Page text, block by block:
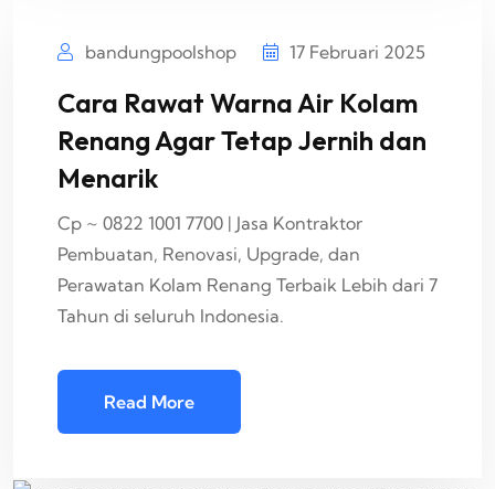
bandungpoolshop 17 Februari 2025
Cara Rawat Warna Air Kolam
Renang Agar Tetap Jernih dan
Menarik
Cp ~ 0822 1001 7700 | Jasa Kontraktor
Pembuatan, Renovasi, Upgrade, dan
Perawatan Kolam Renang Terbaik Lebih dari 7
Tahun di seluruh Indonesia.
Read More